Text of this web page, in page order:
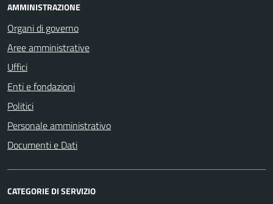
AMMINISTRAZIONE
Organi di governo
Aree amministrative
Uffici
Enti e fondazioni
Politici
Personale amministrativo
Documenti e Dati
CATEGORIE DI SERVIZIO